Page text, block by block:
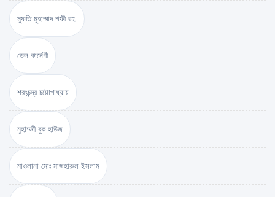
মুফতি মুহাম্মাদ শফী রহ.
ডেল কার্নেগী
শরৎচন্দ্র চট্টোপাধ্যায়
মুহাম্মদী বুক হাউজ
মাওলানা মোঃ মাজহারুল ইসলাম